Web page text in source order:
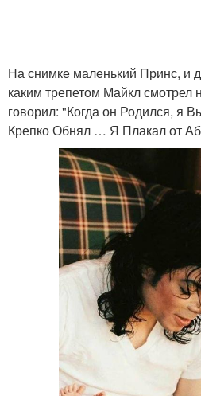
На снимке маленький Принс, и
каким трепетом Майкл
говорил: "Когда он Родился, я
Крепко Обнял … Я Плакал от